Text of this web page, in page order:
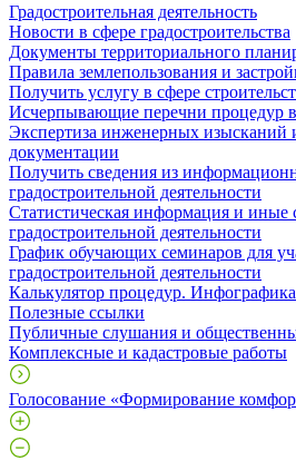
Градостроительная деятельность
Новости в сфере градостроительства
Документы территориального
Правила землепользования и
Получить услугу в сфере
Исчерпывающие перечни процедур в
Экспертиза инженерных изысканий
документации
Получить сведения из
градостроительной деятельности
Статистическая информация и иные
градостроительной деятельности
График обучающих семинаров для
градостроительной деятельности
Калькулятор процедур.
Полезные ссылки
Публичные слушания и
Комплексные и кадастровые работы
Голосование «Формирование